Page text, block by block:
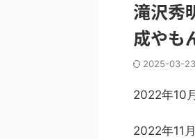
滝沢秀
成やも
2025-03-23
2022年10
2022年11